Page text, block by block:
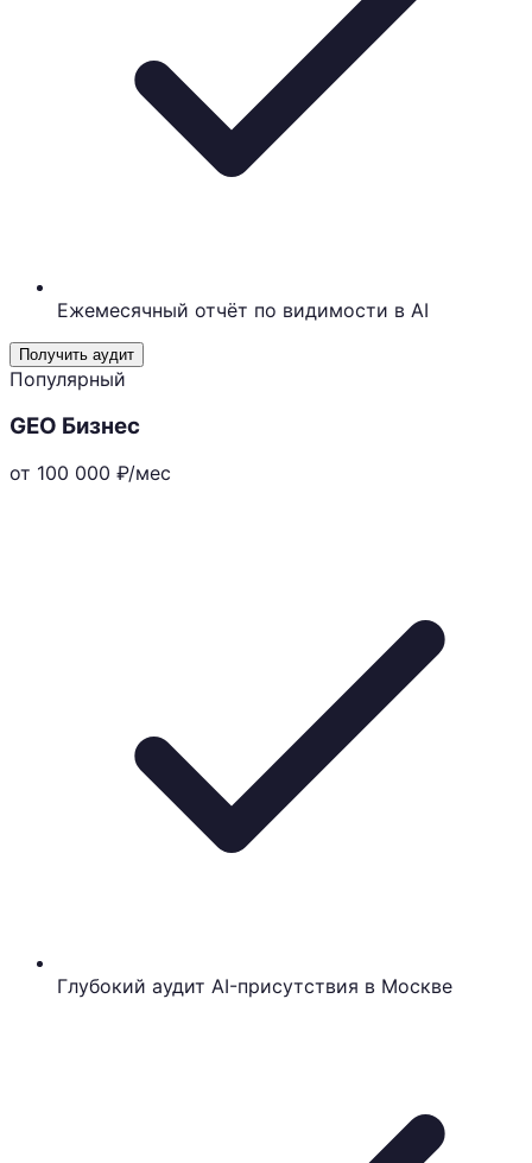
Ежемесячный отчёт по видимости в AI
Получить аудит
Популярный
GEO Бизнес
от 100 000 ₽/мес
Глубокий аудит AI-присутствия в Москве